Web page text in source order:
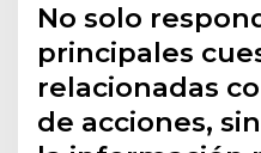
No solo
principales
relacionadas
de acciones,